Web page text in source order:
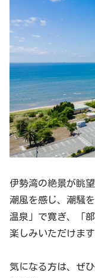
伊勢湾の絶景が眺
潮風を感じ、潮騒
温泉」で寛ぎ、「
楽しみいただけま
気になる方は、ぜ